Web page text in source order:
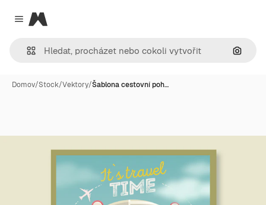
Close menu
Magnific
Hledat
Domov/Stock/Vektory/Šablona cestovní poh…